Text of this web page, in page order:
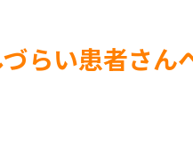
らい患者さん